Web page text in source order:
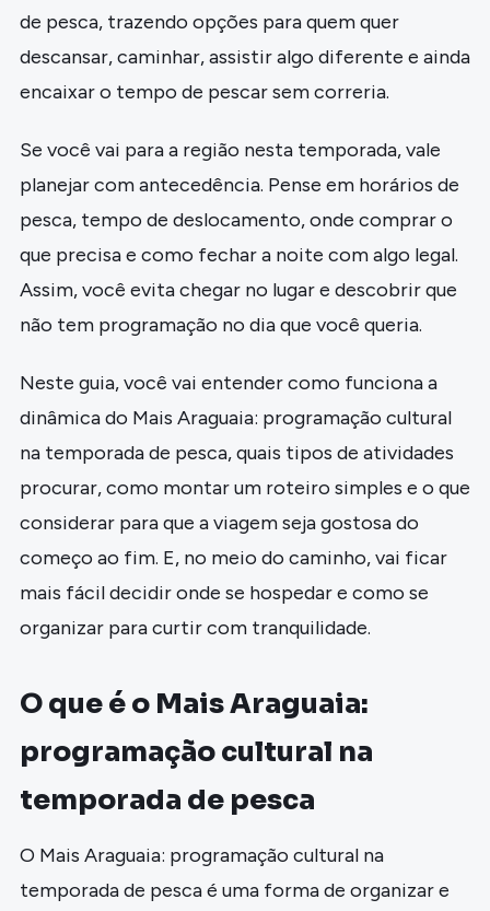
de pesca, trazendo opções para quem quer
descansar, caminhar, assistir algo diferente e ainda
encaixar o tempo de pescar sem correria.
Se você vai para a região nesta temporada, vale
planejar com antecedência. Pense em horários de
pesca, tempo de deslocamento, onde comprar o
que precisa e como fechar a noite com algo legal.
Assim, você evita chegar no lugar e descobrir que
não tem programação no dia que você queria.
Neste guia, você vai entender como funciona a
dinâmica do Mais Araguaia: programação cultural
na temporada de pesca, quais tipos de atividades
procurar, como montar um roteiro simples e o que
considerar para que a viagem seja gostosa do
começo ao fim. E, no meio do caminho, vai ficar
mais fácil decidir onde se hospedar e como se
organizar para curtir com tranquilidade.
O que é o Mais Araguaia:
programação cultural na
temporada de pesca
O Mais Araguaia: programação cultural na
temporada de pesca é uma forma de organizar e